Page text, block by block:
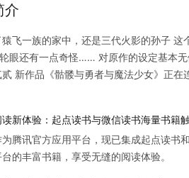
介
飞一族的家中，还是三代火影的孙子
眼还有一点奇怪…… 对原作的设定基本无
新作品《骷髅与勇者与魔法少女》正
新体验：起点读书与微信读书海量书籍
为腾讯官方应用平台，现已集成起点读书
的丰富书籍，享受无缝的阅读体验。